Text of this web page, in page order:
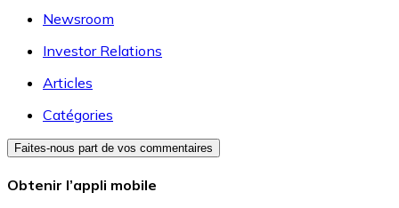
Newsroom
Investor Relations
Articles
Catégories
Faites-nous part de vos commentaires
Obtenir l’appli mobile